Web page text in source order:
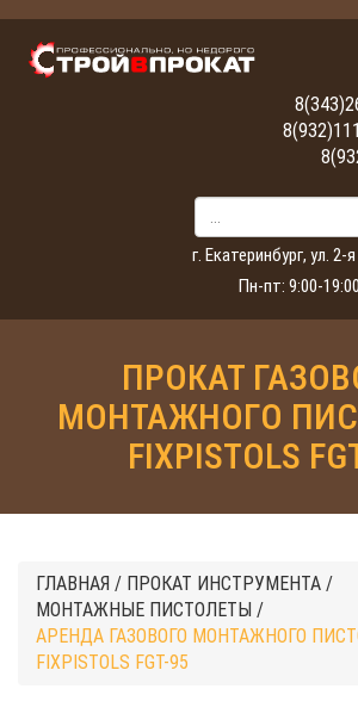
г. Екатеринбург, ул.
Пн-пт: 9:00-
ПРОКАТ
МОНТАЖНОГО
FIXPISTOLS
ГЛАВНАЯ / ПРОКАТ ИНСТРУМЕНТА /
МОНТАЖНЫЕ ПИСТОЛЕТЫ /
АРЕНДА ГАЗОВОГО МОНТАЖНОГО
FIXPISTOLS FGT-95